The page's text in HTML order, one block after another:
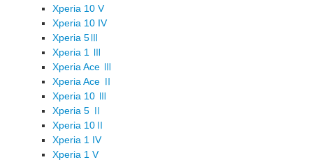
Xperia 10 V
Xperia 10 IV
Xperia 5Ⅲ
Xperia 1 Ⅲ
Xperia Ace Ⅲ
Xperia Ace Ⅱ
Xperia 10 Ⅲ
Xperia 5 Ⅱ
Xperia 10Ⅱ
Xperia 1 IV
Xperia 1 V